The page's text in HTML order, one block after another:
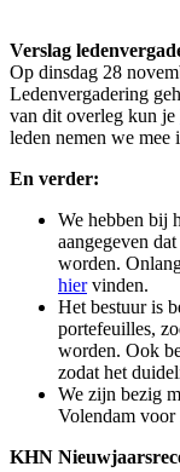
Verslag
Op dinsdag 28
Ledenvergadering
van dit overleg kun je
leden nemen we mee
En verder:
We hebben bij
aangegeven
worden.
hiervinden.
Het bestuur is
portefeuilles,
worden. Ook
zodat het
We zijn bezig
Volendam voor
KHN